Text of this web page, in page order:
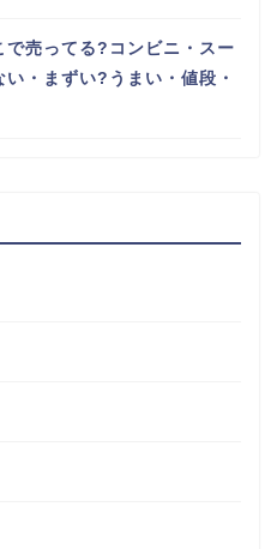
で売ってる?コンビニ・スー
・まずい?うまい・値段・